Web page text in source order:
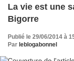
La vie est une
Bigorre
Publié le 29/06/2014 à
Par leblogabonnel